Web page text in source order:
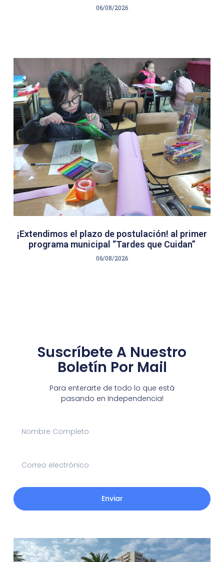
06/08/2026
¡Extendimos el plazo de postulación! al primer
programa municipal “Tardes que Cuidan”
06/08/2026
Suscríbete A Nuestro
Boletín Por Mail
Para enterarte de todo lo que está
pasando en Independencia!
Enviar